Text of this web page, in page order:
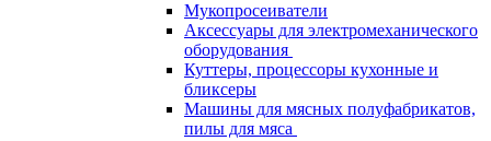
Мукопросеиватели
Аксессуары для электромеханического
оборудования
Куттеры, процессоры кухонные и
бликсеры
Машины для мясных полуфабрикатов,
пилы для мяса